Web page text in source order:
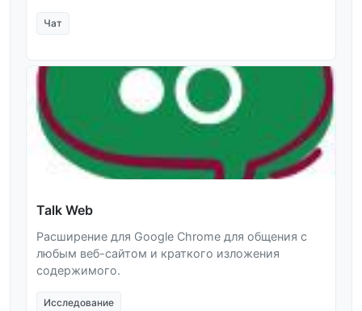
Чат
Talk Web
Расширение для Google Chrome для общения с
любым веб-сайтом и краткого изложения
содержимого.
Исследование